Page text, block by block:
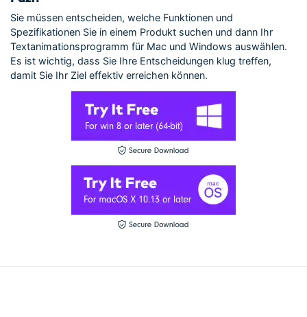
Sie müssen entscheiden, welche Funktionen und
Spezifikationen Sie in einem Produkt suchen und dann Ihr
Textanimationsprogramm für Mac und Windows auswählen.
Es ist wichtig, dass Sie Ihre Entscheidungen klug treffen,
damit Sie Ihr Ziel effektiv erreichen können.